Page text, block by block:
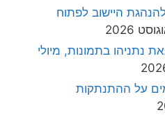
היישוב לפתוח
נתניהו בתמונות, מיולי
על ההתנתקות